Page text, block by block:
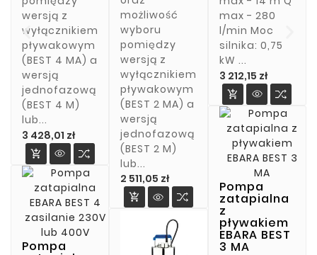

3/4 cala lub
z redukcją...
372,84 złCena
remove

wersją z
wyłącznikiem
pływakowym
(BEST 4 MA) a
wersją
jednofazową
(BEST 4 M)
lub...
3 428,01 złCena

Pompa
możliwość
wyboru
pomiędzy
wersją z
wyłącznikiem
pływakowym
(BEST 2 MA) a
wersją
jednofazową
(BEST 2 M)
lub...
2 511,05 złCena

max - 280
l/min Moc
silnika: 0,75
kW ...
3 212,15 złCena

Pompa
zatapialna
z
pływakiem
EBARA BEST
3 MA